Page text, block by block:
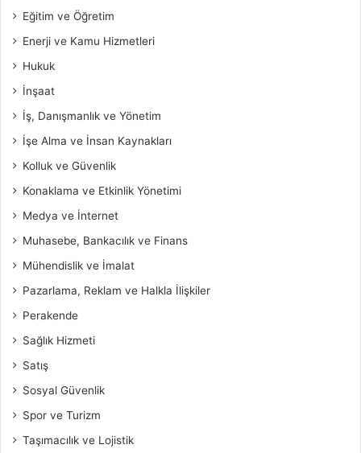
Eğitim ve Öğretim
Enerji ve Kamu Hizmetleri
Hukuk
İnşaat
İş, Danışmanlık ve Yönetim
İşe Alma ve İnsan Kaynakları
Kolluk ve Güvenlik
Konaklama ve Etkinlik Yönetimi
Medya ve İnternet
Muhasebe, Bankacılık ve Finans
Mühendislik ve İmalat
Pazarlama, Reklam ve Halkla İlişkiler
Perakende
Sağlık Hizmeti
Satış
Sosyal Güvenlik
Spor ve Turizm
Taşımacılık ve Lojistik